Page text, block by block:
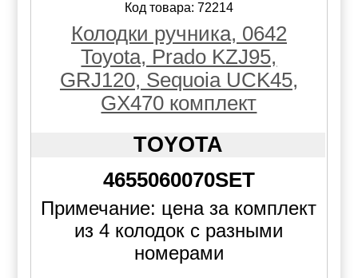
Код товара: 72214
Колодки ручника, 0642
Toyota, Prado KZJ95,
GRJ120, Sequoia UCK45,
GX470 комплект
TOYOTA
4655060070SET
Примечание: цена за комплект
из 4 колодок с разными
номерами